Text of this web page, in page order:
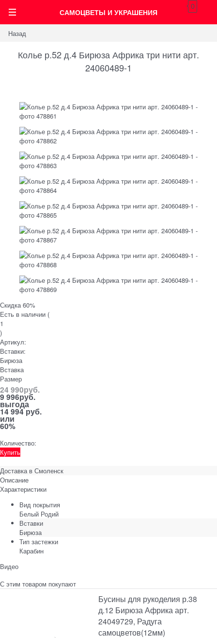
САМОЦВЕТЫ И УКРАШЕНИЯ
0
Назад
Колье р.52 д.4 Бирюза Африка три нити арт.
24060489-1
Скидка 60%
Есть в наличии (
1
)
Артикул:
Вставки:
Бирюза
Вставка
Размер
24 990руб.
9 996руб.
выгода
14 994 руб.
или
60%
Количество:
Купить
Доставка в Смоленск
Описание
Характеристики
Вид покрытия
Белый Родий
Вставки
Бирюза
Тип застежки
Карабин
Видео
С этим товаром покупают
Бусины для рукоделия р.38
д.12 Бирюза Африка арт.
24049729, Радуга
самоцветов(12мм)